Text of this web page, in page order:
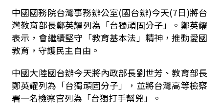
中國國務院台灣事務辦公室(國台辦)今天(7日)將台
灣教育部長鄭英耀列為「台獨頑固分子」。鄭英耀
表示，會繼續堅守「教育基本法」精神，推動愛國
教育，守護民主自由。
中國大陸國台辦今天將內政部長劉世芳、教育部長
鄭英耀列為「台獨頑固分子」，並將台灣高等檢察
署一名檢察官列為「台獨打手幫兇」。